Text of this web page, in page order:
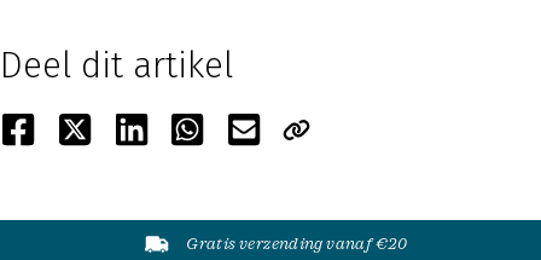
Deel dit artikel
Gratis verzending vanaf €20